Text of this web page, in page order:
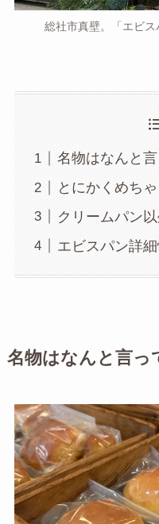
総社市真壁。「エビ
名物はなんと
とにかくめち
クリームパン
エビスパン詳
名物はなんと言っ